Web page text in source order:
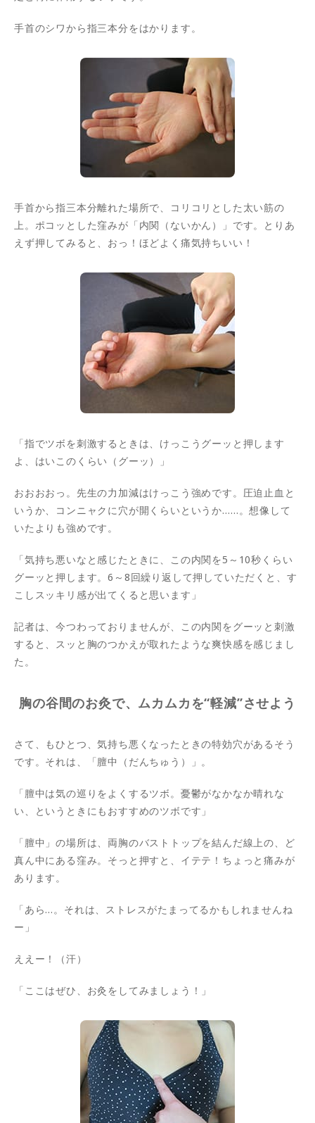
手首のシワから指三本分をはかります。
手首から指三本分離れた場所で、コリコリとした太い筋の
上。ポコッとした窪みが「内関（ないかん）」です。とりあ
えず押してみると、おっ！ほどよく痛気持ちいい！
「指でツボを刺激するときは、けっこうグーッと押します
よ、はいこのくらい（グーッ）」
おおおおっ。先生の力加減はけっこう強めです。圧迫止血と
いうか、コンニャクに穴が開くらいというか……。想像して
いたよりも強めです。
「気持ち悪いなと感じたときに、この内関を5～10秒くらい
グーッと押します。6～8回繰り返して押していただくと、す
こしスッキリ感が出てくると思います」
記者は、今つわっておりませんが、この内関をグーッと刺激
すると、スッと胸のつかえが取れたような爽快感を感じまし
た。
胸の谷間のお灸で、ムカムカを“軽減”させよう
さて、もひとつ、気持ち悪くなったときの特効穴があるそう
です。それは、「膻中（だんちゅう）」。
「膻中は気の巡りをよくするツボ。憂鬱がなかなか晴れな
い、というときにもおすすめのツボです」
「膻中」の場所は、両胸のバストトップを結んだ線上の、ど
真ん中にある窪み。そっと押すと、イテテ！ちょっと痛みが
あります。
「あら…。それは、ストレスがたまってるかもしれませんね
ー」
ええー！（汗）
「ここはぜひ、お灸をしてみましょう！」